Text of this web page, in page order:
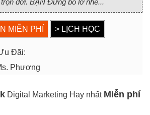
MIỄN PHÍ > LỊCH HỌC
Đãi:
Phương
Digital Marketing Hay nhất Miễn phí